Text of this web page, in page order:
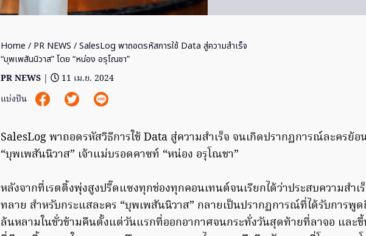
Home / PR NEWS / SalesLog พาถอดรหัสการใช้ Data สู่ความสำเร็จ
“บุพเพสันนิวาส” โดย “หน่อง อรุโณชา”
PR NEWS |
11 เม.ย. 2024
แบ่งปัน
SalesLog พาถอดรหัสวิธีการใช้ Data สู่ความสำเร็จ จนเกิดปรากฏการณ์ละครย้อ
“บุพเพสันนิวาส” เจ้าแม่บรอดคาซท์ “หน่อง อรุโณชา”
หลังจากที่เรตติ้งพุ่งสูงปรี๊ดแซงทุกช่องทุกคอนเทนต์จนเรียกได้ว่าประสบความสำเ
ทลาย สำหรับกระแสละคร “บุพเพสันนิวาส” กลายเป็นปรากฏการณ์ที่ได้รับการพูด
ล้นหลามในชั่วข้ามคืนตั้งแต่วันแรกที่ออกอากาศจนกระทั่งวันสุดท้ายที่ลาจอ และ